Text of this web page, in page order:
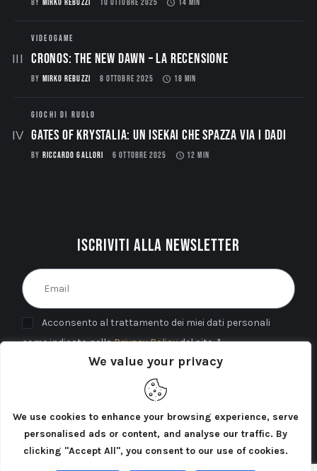
We value your privacy
We use cookies to enhance your browsing experience, serve
personalised ads or content, and analyse our traffic. By
clicking "Accept All", you consent to our use of cookies.
BY MIRKO REBUZZI 10 OTTOBRE 2025 14 MIN
VIDEOGAME
CRONOS: THE NEW DAWN – La Recensione
BY MIRKO REBUZZI 8 OTTOBRE 2025 18 MIN
GIOCHI DI RUOLO
Gates of Krystalia: Un Isekai che spazza via i dadi
BY RICCARDO GALLORI 6 OTTOBRE 2025 12 MIN
Iscriviti alla newsletter
Acconsento al trattamento dei miei dati personali
come indicato nellaPrivacy Policydel sito. *
INVIA